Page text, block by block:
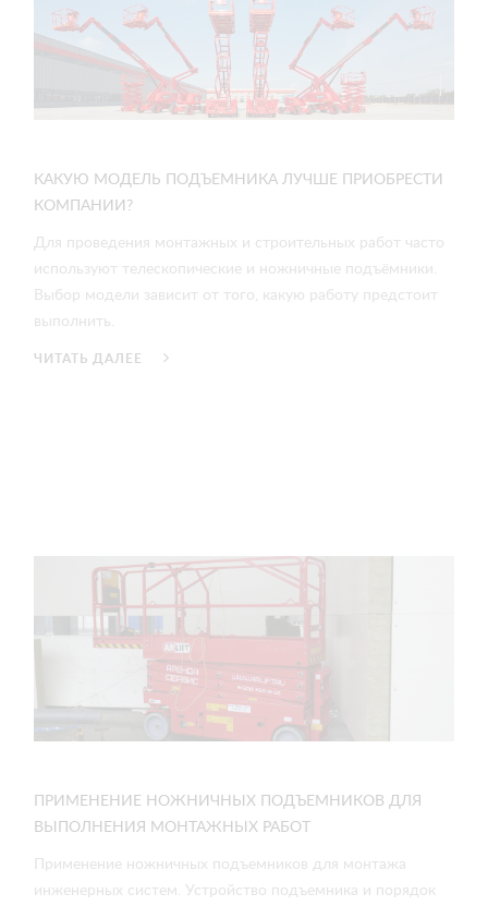
КАКУЮ МОДЕЛЬ ПОДЪЕМНИКА ЛУЧШЕ ПРИОБРЕСТИ
КОМПАНИИ?
Для проведения монтажных и строительных работ часто
используют телескопические и ножничные подъёмники.
Выбор модели зависит от того, какую работу предстоит
выполнить.
ЧИТАТЬ ДАЛЕЕ
ПРИМЕНЕНИЕ НОЖНИЧНЫХ ПОДЪЕМНИКОВ ДЛЯ
ВЫПОЛНЕНИЯ МОНТАЖНЫХ РАБОТ
Применение ножничных подъемников для монтажа
инженерных систем. Устройство подъемника и порядок